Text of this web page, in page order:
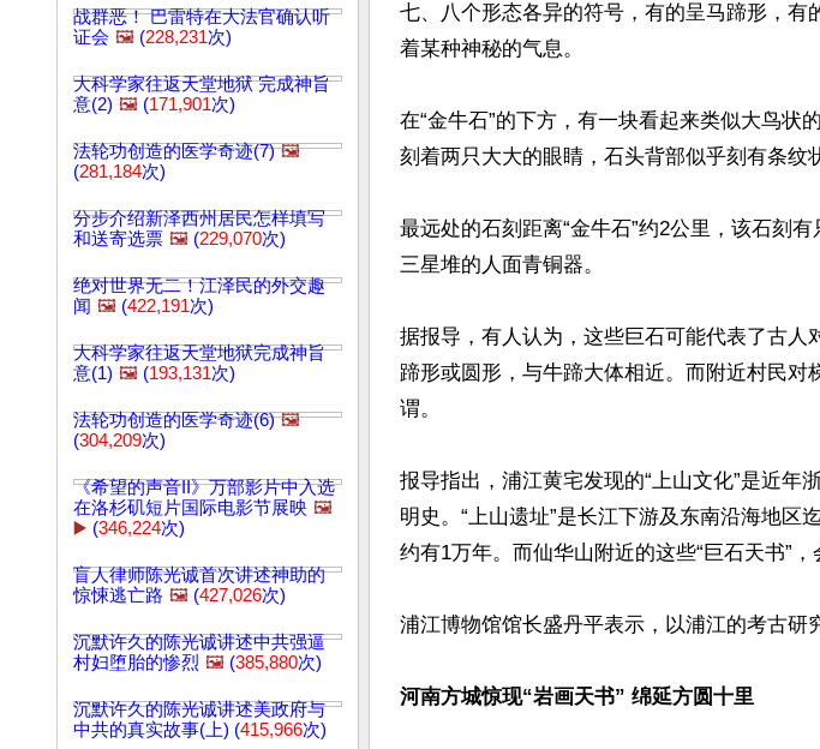
战群恶！ 巴雷特在大法官确认听
证会 🖼️ (228,231次)
大科学家往返天堂地狱 完成神旨
意(2) 🖼️ (171,901次)
法轮功创造的医学奇迹(7) 🖼️
(281,184次)
分步介绍新泽西州居民怎样填写
和送寄选票 🖼️ (229,070次)
绝对世界无二！江泽民的外交趣
闻 🖼️ (422,191次)
大科学家往返天堂地狱完成神旨
意(1) 🖼️ (193,131次)
法轮功创造的医学奇迹(6) 🖼️
(304,209次)
《希望的声音II》万部影片中入选
在洛杉矶短片国际电影节展映 🖼️
▶️ (346,224次)
盲人律师陈光诚首次讲述神助的
惊悚逃亡路 🖼️ (427,026次)
沉默许久的陈光诚讲述中共强逼
村妇堕胎的惨烈 🖼️ (385,880次)
沉默许久的陈光诚讲述美政府与
中共的真实故事(上) (415,966次)
七、八个形态各异的符号，有的呈马蹄形，
着某种神秘的气息。
在“金牛石”的下方，有一块看起来类似大鸟状
刻着两只大大的眼睛，石头背部似乎刻有条纹
最远处的石刻距离“金牛石”约2公里，该石刻
三星堆的人面青铜器。
据报导，有人认为，这些巨石可能代表了古
蹄形或圆形，与牛蹄大体相近。而附近村民
谓。
报导指出，浦江黄宅发现的“上山文化”是近年
明史。“上山遗址”是长江下游及东南沿海地区
约有1万年。而仙华山附近的这些“巨石天书”
浦江博物馆馆长盛丹平表示，以浦江的考古研
河南方城惊现“岩画天书” 绵延方圆十里